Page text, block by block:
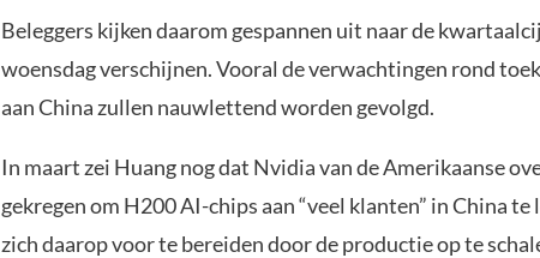
Beleggers kijken daarom gespannen uit naar de
woensdag verschijnen. Vooral de verwachtingen rond
aan China zullen nauwlettend worden gevolgd.
In maart zei Huang nog dat Nvidia van de Amerikaanse
gekregen om H200 AI-chips aan “veel klanten” in China
zich daarop voor te bereiden door de productie op te